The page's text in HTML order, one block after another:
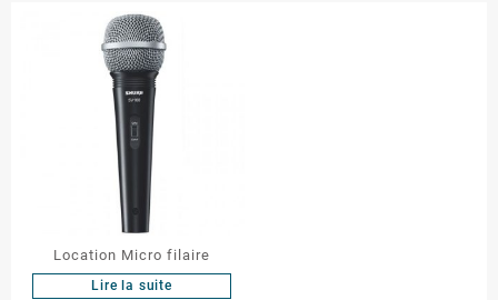
Location Micro filaire
Lire la suite